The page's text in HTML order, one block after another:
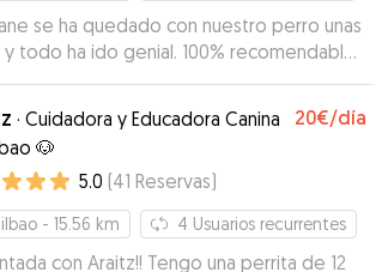
se ha quedado con nuestro perro unas
y todo ha ido genial. 100% recomendable,
y muy flexible para la recogida y
· Cuidadora y Educadora Canina
🐶
20€/día
5.0 (41 Reservas)
- 15.56 km 4 Usuarios recurrentes
con Araitz!! Tengo una perrita de 12